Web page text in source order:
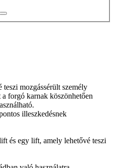
mozgássérült személy
a forgó karnak köszönhetően
illeszkedésnek
és egy lift, amely lehetővé teszi